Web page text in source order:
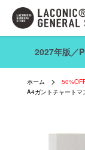
2027年版／
ホーム
A4ガントチャートマ